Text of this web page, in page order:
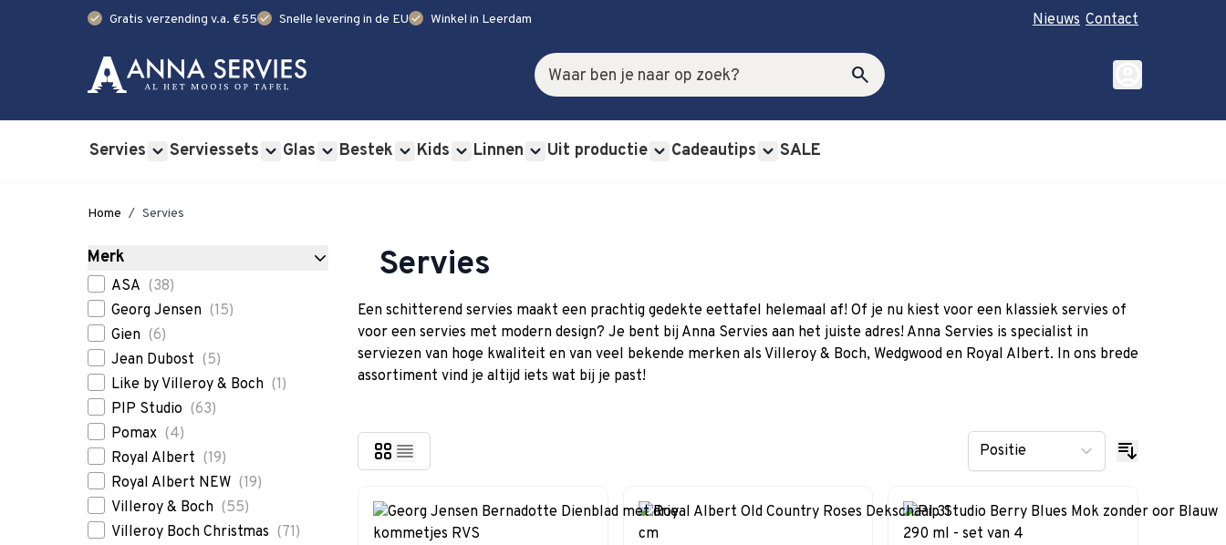
check Gratis verzending v.a. €55check Snelle levering in de EUcheck Winkel in Leerdam Nieuws Contact
Zoek
search
Servies Serviessets Glas Bestek Kids Linnen Uit productie Cadeautips SALE
account_circle
Home / Servies
Merk
filterASA (38)
Georg Jensen (15)
Gien (6)
Jean Dubost (5)
Like by Villeroy & Boch (1)
PIP Studio (63)
Pomax (4)
Royal Albert (19)
Royal Albert NEW (19)
Villeroy & Boch (55)
Villeroy Boch Christmas (71)
Servies
Een schitterend servies maakt een prachtig gedekte eettafel helemaal af! Of je nu kiest voor een klassiek servies of
voor een servies met modern design? Je bent bij Anna Servies aan het juiste adres! Anna Servies is specialist in
serviezen van hoge kwaliteit en van veel bekende merken als Villeroy & Boch, Wedgwood en Royal Albert. In ons brede
assortiment vind je altijd iets wat bij je past!